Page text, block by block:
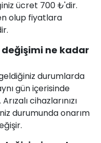
ücret 700 ₺'dir.
olup fiyatlara
ne kadar
durumlarda
gün içerisinde
cihazlarınızı
durumunda onarım